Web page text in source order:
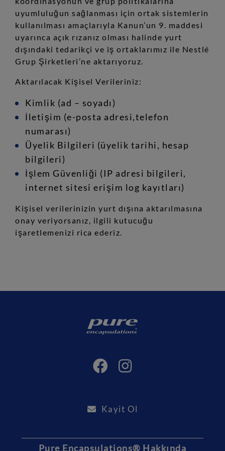
uyumluluğun sağlanması için ortak sistemlerin
kullanılması amaçlarıyla Kanun’un 9. maddesi
uyarınca açık rızanız olması halinde yurt
dışındaki tedarikçi ve iş ortaklarımız ile Nestlé
Grup Şirketleri’ne aktarıyoruz.
Aktarılacak Kişisel Verileriniz:
Kimlik (ad – soyadı)
İletişim (e-posta adresi,telefon
numarası)
Üyelik Bilgileri (üyelik tarihi, hesap
bilgileri)
İşlem Güvenliği (IP adresi bilgileri,
internet sitesi erişim log kayıtları)
Kişisel verilerinizin yurt dışına aktarılmasına
onay veriyorsanız, ilgili kutucuğu
işaretlemenizi rica ederiz.
Kayit Ol
Pure Encapsulations® Hakkında